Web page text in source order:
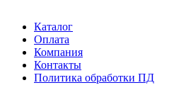
Каталог
Оплата
Компания
Контакты
Политика обработки ПД